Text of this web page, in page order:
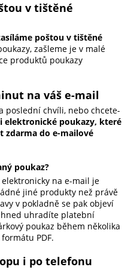
v tištěné
poštou v tištěné
zašleme je v malé
produktů poukazy
na váš e-mail
poslední chvíli, nebo chcete-
elektronické poukazy, které
zdarma do e-mailové
poukaz?
na e-mail je
jiné produkty než právě
v pokladně se pak objeví
uhradíte platební
poukaz během několika
PDF.
i po telefonu